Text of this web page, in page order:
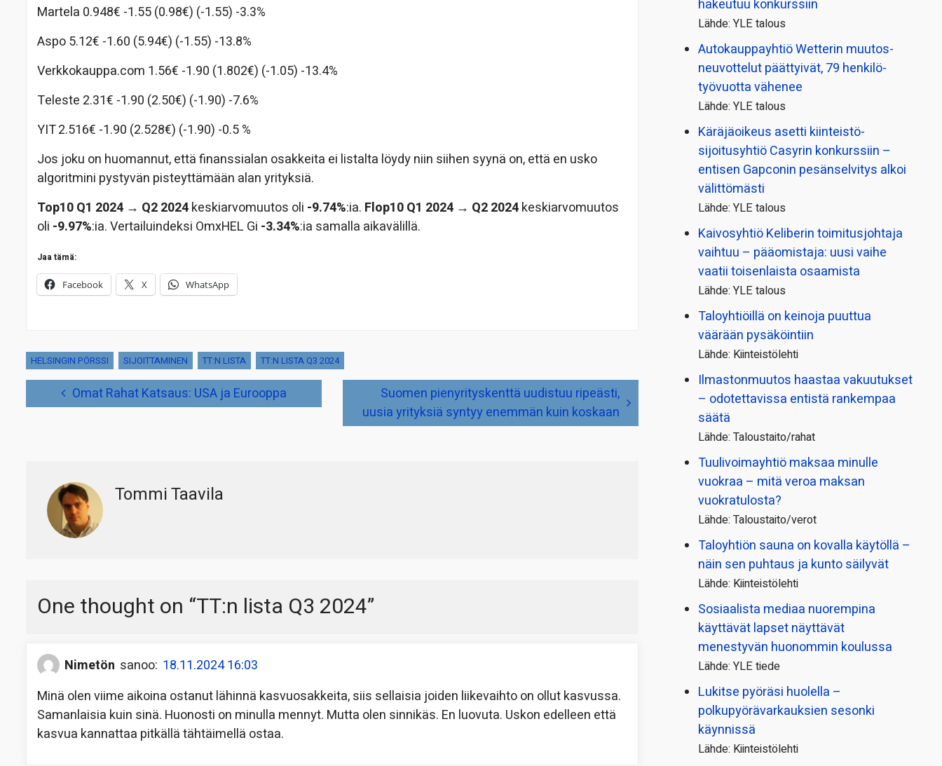
Martela 0.948€ -1.55 (0.98€) (-1.55) -3.3%
Aspo 5.12€ -1.60 (5.94€) (-1.55) -13.8%
Verkkokauppa.com 1.56€ -1.90 (1.802€) (-1.05) -13.4%
Teleste 2.31€ -1.90 (2.50€) (-1.90) -7.6%
YIT 2.516€ -1.90 (2.528€) (-1.90) -0.5 %
Jos joku on huomannut, että finanssialan osakkeita ei listalta löydy niin siihen syynä on, että en usko
algoritmini pystyvän pisteyttämään alan yrityksiä.
Top10 Q1 2024 → Q2 2024keskiarvomuutos oli -9.74%:ia. Flop10 Q1 2024 → Q2 2024keskiarvomuutos
oli -9.97%:ia. Vertailuindeksi OmxHEL Gi -3.34%:ia samalla aikavälillä.
Jaa tämä:
Facebook X WhatsApp
HELSINGIN PÖRSSI SIJOITTAMINEN TT:N LISTA TT:N LISTA Q3 2024
Artikkelien Omat Rahat Katsaus: USA ja Eurooppa
Suomen pienyrityskenttä uudistuu ripeästi,
uusia yrityksiä syntyy enemmän kuin koskaan
Tommi Taavila
One thought on “TT:n lista Q3 2024”
Nimetön sanoo: 18.11.2024 16:03
Minä olen viime aikoina ostanut lähinnä kasvuosakkeita, siis sellaisia joiden liikevaihto on ollut kasvussa.
Samanlaisia kuin sinä. Huonosti on minulla mennyt. Mutta olen sinnikäs. En luovuta. Uskon edelleen että
kasvua kannattaa pitkällä tähtäimellä ostaa.
hakeutuu konkurssiin
Lähde: YLE talous
Autokauppayhtiö Wetterin muutos­
neuvottelut päättyivät, 79 henkilö­
työvuotta vähenee
Lähde: YLE talous
Käräjäoikeus asetti kiinteistö­
sijoitusyhtiö Casyrin konkurssiin –
entisen Gapconin pesänselvitys alkoi
välittömästi
Lähde: YLE talous
Kaivosyhtiö Keliberin toimitusjohtaja
vaihtuu – pääomistaja: uusi vaihe
vaatii toisenlaista osaamista
Lähde: YLE talous
Taloyhtiöillä on keinoja puuttua
väärään pysäköintiin
Lähde: Kiinteistölehti
Ilmastonmuutos haastaa vakuutukset
– odotettavissa entistä rankempaa
säätä
Lähde: Taloustaito/rahat
Tuulivoimayhtiö maksaa minulle
vuokraa – mitä veroa maksan
vuokratulosta?
Lähde: Taloustaito/verot
Taloyhtiön sauna on kovalla käytöllä –
näin sen puhtaus ja kunto säilyvät
Lähde: Kiinteistölehti
Sosiaalista mediaa nuorempina
käyttävät lapset näyttävät
menestyvän huonommin koulussa
Lähde: YLE tiede
Lukitse pyöräsi huolella –
polkupyörävarkauksien sesonki
käynnissä
Lähde: Kiinteistölehti